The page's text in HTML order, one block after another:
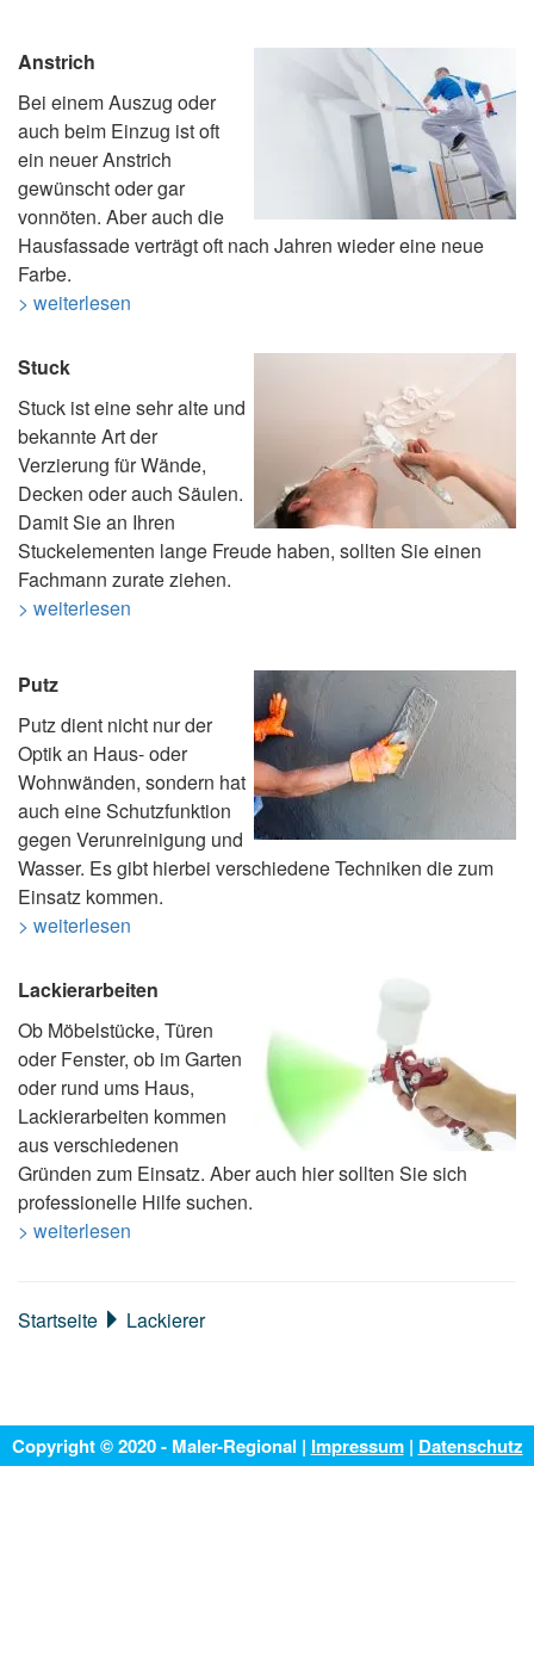
Anstrich
Bei einem Auszug oder
auch beim Einzug ist oft
ein neuer Anstrich
gewünscht oder gar
vonnöten. Aber auch die
Hausfassade verträgt oft nach Jahren wieder eine neue
Farbe.
> weiterlesen
Stuck
Stuck ist eine sehr alte und
bekannte Art der
Verzierung für Wände,
Decken oder auch Säulen.
Damit Sie an Ihren
Stuckelementen lange Freude haben, sollten Sie einen
Fachmann zurate ziehen.
> weiterlesen
Putz
Putz dient nicht nur der
Optik an Haus- oder
Wohnwänden, sondern hat
auch eine Schutzfunktion
gegen Verunreinigung und
Wasser. Es gibt hierbei verschiedene Techniken die zum
Einsatz kommen.
> weiterlesen
Lackierarbeiten
Ob Möbelstücke, Türen
oder Fenster, ob im Garten
oder rund ums Haus,
Lackierarbeiten kommen
aus verschiedenen
Gründen zum Einsatz. Aber auch hier sollten Sie sich
professionelle Hilfe suchen.
> weiterlesen
Startseite Lackierer
Copyright © 2020 - Maler-Regional | Impressum| Datenschutz